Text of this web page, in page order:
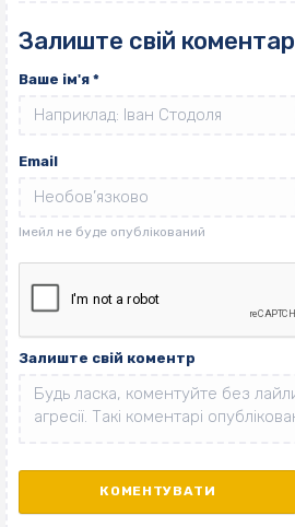
Залиште свій коментар
Ваше ім'я *
Email
Залиште свій коментр